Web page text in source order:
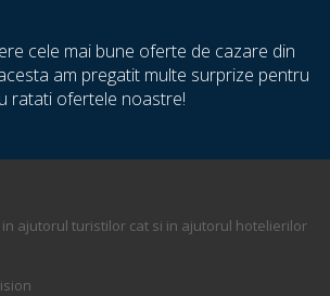
cele mai bune oferte de cazare din
am pregatit multe surprize pentru
ratati ofertele noastre!
ajutorul turistilor cat si in ajutorul hotelierilor